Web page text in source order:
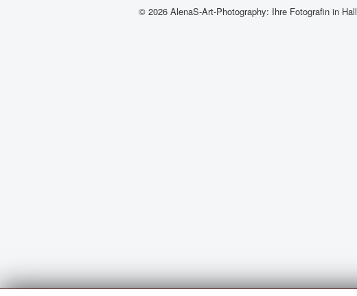
© 2026 AlenaS-Art-Photography: Ihre Fotografin in